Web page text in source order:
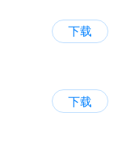
下载
下载